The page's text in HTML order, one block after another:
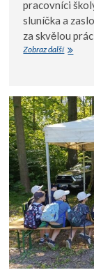
pracovníci
sluníčka a
za skvělou
Zobraz dalšíKrásné